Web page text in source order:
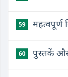
59 महत्वपूर्ण
60 पुस्तकें